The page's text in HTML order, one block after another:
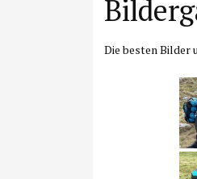
Die besten Bilder